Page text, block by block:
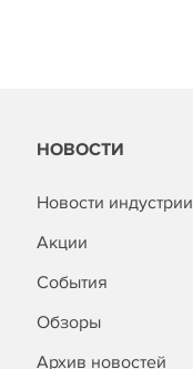
НОВОСТИ
Новости индустрии
Акции
События
Обзоры
Архив новостей